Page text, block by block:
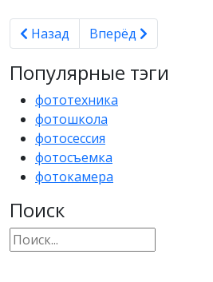
Предыдущий материал:
Назад Следующий
Вперёд
Популярные тэги
фототехника
фотошкола
фотосессия
фотосъемка
фотокамера
Поиск